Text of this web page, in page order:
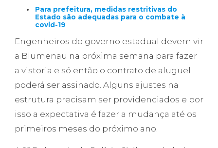
Para prefeitura, medidas restritivas do
Estado são adequadas para o combate à
covid-19
Engenheiros do governo estadual devem vir
a Blumenau na próxima semana para fazer
a vistoria e só então o contrato de aluguel
poderá ser assinado. Alguns ajustes na
estrutura precisam ser providenciados e por
isso a expectativa é fazer a mudança até os
primeiros meses do próximo ano.